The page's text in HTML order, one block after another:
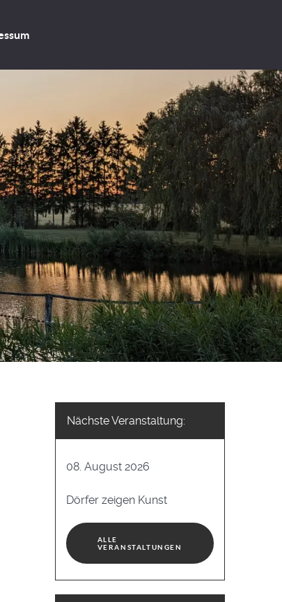
Nächste Veranstaltung:
08. August 2026
Dörfer zeigen Kunst
ALLE
VERANSTALTUNGEN